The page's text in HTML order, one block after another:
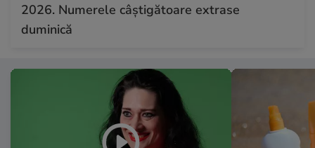
2026. Numerele câștigătoare extrase
duminică